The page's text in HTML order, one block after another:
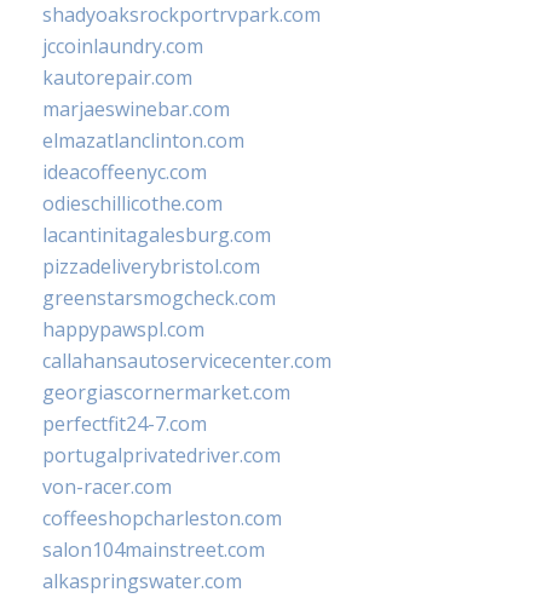
shadyoaksrockportrvpark.com
jccoinlaundry.com
kautorepair.com
marjaeswinebar.com
elmazatlanclinton.com
ideacoffeenyc.com
odieschillicothe.com
lacantinitagalesburg.com
pizzadeliverybristol.com
greenstarsmogcheck.com
happypawspl.com
callahansautoservicecenter.com
georgiascornermarket.com
perfectfit24-7.com
portugalprivatedriver.com
von-racer.com
coffeeshopcharleston.com
salon104mainstreet.com
alkaspringswater.com